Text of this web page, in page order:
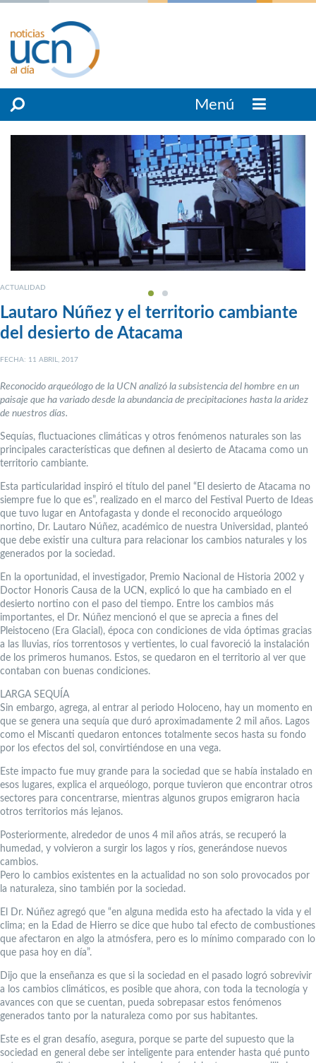
Menú
ACTUALIDAD
Lautaro Núñez y el territorio cambiante
del desierto de Atacama
FECHA: 11 ABRIL, 2017
Reconocido arqueólogo de la UCN analizó la subsistencia del hombre en un
paisaje que ha variado desde la abundancia de precipitaciones hasta la aridez
de nuestros días.
Sequías, fluctuaciones climáticas y otros fenómenos naturales son las
principales características que definen al desierto de Atacama como un
territorio cambiante.
Esta particularidad inspiró el título del panel “El desierto de Atacama no
siempre fue lo que es”, realizado en el marco del Festival Puerto de Ideas
que tuvo lugar en Antofagasta y donde el reconocido arqueólogo
nortino, Dr. Lautaro Núñez, académico de nuestra Universidad, planteó
que debe existir una cultura para relacionar los cambios naturales y los
generados por la sociedad.
En la oportunidad, el investigador, Premio Nacional de Historia 2002 y
Doctor Honoris Causa de la UCN, explicó lo que ha cambiado en el
desierto nortino con el paso del tiempo. Entre los cambios más
importantes, el Dr. Núñez mencionó el que se aprecia a fines del
Pleistoceno (Era Glacial), época con condiciones de vida óptimas gracias
a las lluvias, ríos torrentosos y vertientes, lo cual favoreció la instalación
de los primeros humanos. Estos, se quedaron en el territorio al ver que
contaban con buenas condiciones.
LARGA SEQUÍA
Sin embargo, agrega, al entrar al periodo Holoceno, hay un momento en
que se genera una sequía que duró aproximadamente 2 mil años. Lagos
como el Miscanti quedaron entonces totalmente secos hasta su fondo
por los efectos del sol, convirtiéndose en una vega.
Este impacto fue muy grande para la sociedad que se había instalado en
esos lugares, explica el arqueólogo, porque tuvieron que encontrar otros
sectores para concentrarse, mientras algunos grupos emigraron hacia
otros territorios más lejanos.
Posteriormente, alrededor de unos 4 mil años atrás, se recuperó la
humedad, y volvieron a surgir los lagos y ríos, generándose nuevos
cambios.
Pero lo cambios existentes en la actualidad no son solo provocados por
la naturaleza, sino también por la sociedad.
El Dr. Núñez agregó que “en alguna medida esto ha afectado la vida y el
clima; en la Edad de Hierro se dice que hubo tal efecto de combustiones
que afectaron en algo la atmósfera, pero es lo mínimo comparado con lo
que pasa hoy en día”.
Dijo que la enseñanza es que si la sociedad en el pasado logró sobrevivir
a los cambios climáticos, es posible que ahora, con toda la tecnología y
avances con que se cuentan, pueda sobrepasar estos fenómenos
generados tanto por la naturaleza como por sus habitantes.
Este es el gran desafío, asegura, porque se parte del supuesto que la
sociedad en general debe ser inteligente para entender hasta qué punto